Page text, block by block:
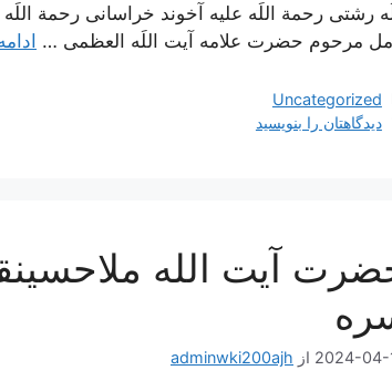
رشتى رحمة اللَه علیه آخوند خراسانى رحمة
مرحوم حضرت علامه آیت اللَه العظمی …
دسته‌ها
Uncategorized
دیدگاهتان را بنویسید
آیت الله
2024-04- از adminwki200ajh